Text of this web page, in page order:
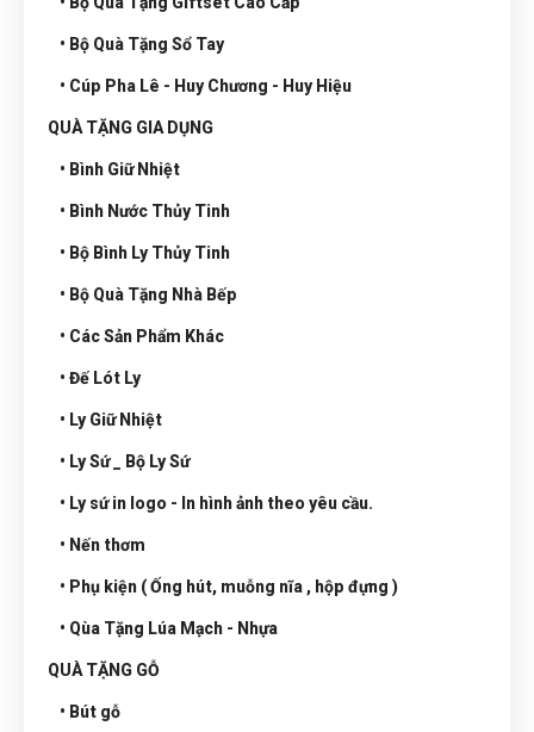
• Bộ Quà Tặng Sổ Tay
• Cúp Pha Lê - Huy Chương - Huy Hiệu
QUÀ TẶNG GIA DỤNG
• Bình Giữ Nhiệt
• Bình Nước Thủy Tinh
• Bộ Bình Ly Thủy Tinh
• Bộ Quà Tặng Nhà Bếp
• Các Sản Phẩm Khác
• Đế Lót Ly
• Ly Giữ Nhiệt
• Ly Sứ _ Bộ Ly Sứ
• Ly sứ in logo - In hình ảnh theo yêu cầu.
• Nến thơm
• Phụ kiện ( Ống hút, muỗng nĩa , hộp đựng )
• Qùa Tặng Lúa Mạch - Nhựa
QUÀ TẶNG GỖ
• Bút gỗ